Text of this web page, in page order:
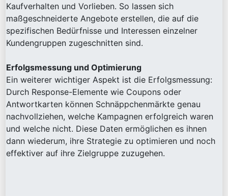
Kaufverhalten und Vorlieben. So lassen sich
maßgeschneiderte Angebote erstellen, die auf die
spezifischen Bedürfnisse und Interessen einzelner
Kundengruppen zugeschnitten sind.
Erfolgsmessung und Optimierung
Ein weiterer wichtiger Aspekt ist die Erfolgsmessung:
Durch Response-Elemente wie Coupons oder
Antwortkarten können Schnäppchenmärkte genau
nachvollziehen, welche Kampagnen erfolgreich waren
und welche nicht. Diese Daten ermöglichen es ihnen
dann wiederum, ihre Strategie zu optimieren und noch
effektiver auf ihre Zielgruppe zuzugehen.